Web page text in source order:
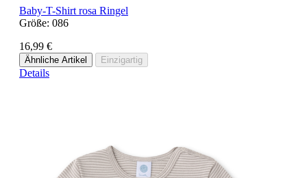
Baby-T-Shirt rosa Ringel
Größe: 086
16,99 €
Ähnliche Artikel Einzigartig
Details